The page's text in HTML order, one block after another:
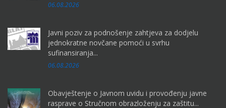
06.08.2026
Javni poziv za podnošenje zahtjeva za dodjelu
jednokratne novčane pomoći u svrhu
sufinansiranja...
06.08.2026
Obavještenje o Javnom uvidu i provođenju javne
rasprave o Stručnom obrazloženju za zaštitu...